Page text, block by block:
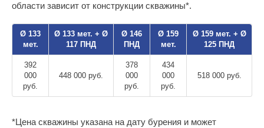
области зависит от конструкции скважины*.
Ø 133
мет.
Ø 133 мет. + Ø
117 ПНД
Ø 146
ПНД
Ø 159
мет.
Ø 159 мет. + Ø
125 ПНД
392
000
руб.
448 000 руб.
378
000
руб.
434
000
руб.
518 000 руб.
*Цена скважины указана на дату бурения и может